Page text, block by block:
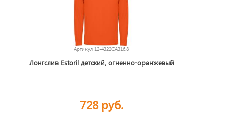
Артикул 12-4322CA316.8
Лонгслив Estoril детский, огненно-оранжевый
728 руб.